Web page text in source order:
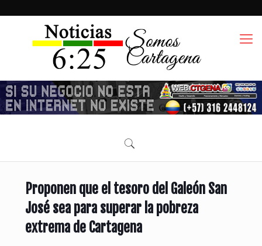
Proponen que el tesoro del Galeón San
José sea para superar la pobreza
extrema de Cartagena